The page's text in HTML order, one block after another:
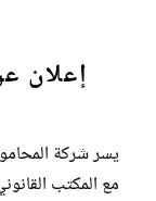
إعلان
يسر شركة
مع المكتب